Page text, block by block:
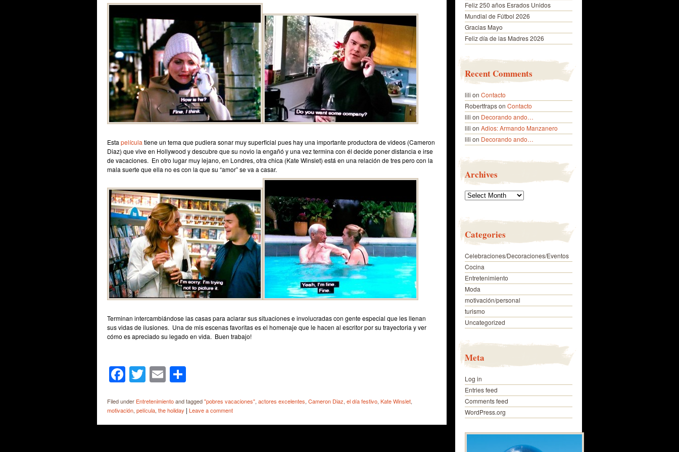
Esta película tiene un tema que pudiera sonar muy superficial pues hay una importante productora de videos (Cameron
Diaz) que vive en Hollywood y descubre que su novio la engañó y una vez termina con él decide poner distancia e irse
de vacaciones. En otro lugar muy lejano, en Londres, otra chica (Kate Winslet) está en una relación de tres pero con la
mala suerte que ella no es con la que su “amor” se va a casar.
Terminan intercambiándose las casas para aclarar sus situaciones e involucradas con gente especial que les llenan
sus vidas de ilusiones. Una de mis escenas favoritas es el homenaje que le hacen al escritor por su trayectoria y ver
cómo es apreciado su legado en vida. Buen trabajo!
Facebook
Twitter
Email
Filed under Entretenimientoand tagged"pobres vacaciones", actores excelentes, Cameron Diaz, el día festivo, Kate Winslet,
motivación, película, the holiday | Leave a comment
Feliz 250 años Esrados Unidos
Mundial de Fútbol 2026
Gracias Mayo
Feliz día de las Madres 2026
Recent Comments
lili on Contacto
Robertfrapson Contacto
lili on Decorando ando…
lili on Adios: Armando Manzanero
lili on Decorando ando…
Archives
Archives
Categories
Celebraciones/Decoraciones/Eventos
Cocina
Entretenimiento
Moda
motivación/personal
turismo
Uncategorized
Meta
Log in
Entries feed
Comments feed
WordPress.org